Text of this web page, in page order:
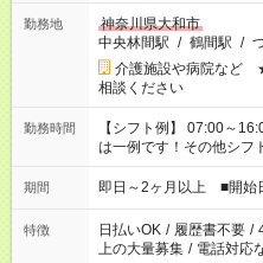
勤務地
神奈川県大和市
中央林間駅 / 鶴間駅 /
介護施設や病院など
相談ください
勤務時間
【シフト例】 07:00～
は一例です！その他シフ
期間 即日～2ヶ月以上 ■開始
特徴 日払いOK / 履歴書不要 /
上の大量募集 / 電話対応